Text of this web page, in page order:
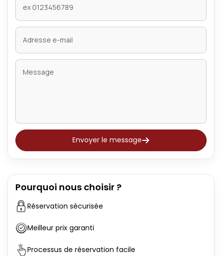
Envoyer le message
Pourquoi nous choisir ?
Réservation sécurisée
Meilleur prix garanti
Processus de réservation facile